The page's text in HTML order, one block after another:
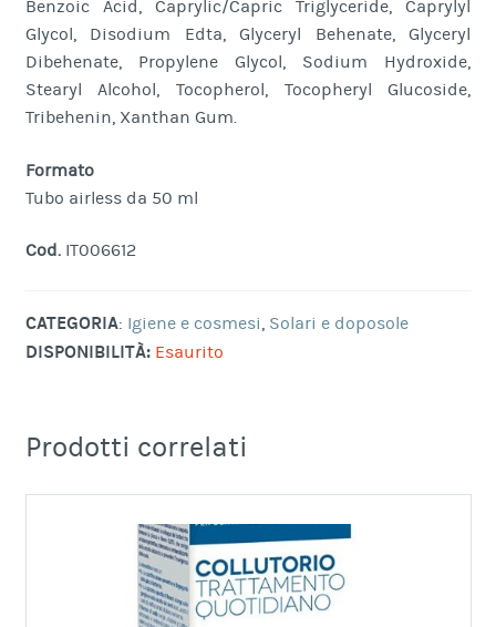
Benzoic Acid, Caprylic/Capric Triglyceride, Caprylyl
Glycol, Disodium Edta, Glyceryl Behenate, Glyceryl
Dibehenate, Propylene Glycol, Sodium Hydroxide,
Stearyl Alcohol, Tocopherol, Tocopheryl Glucoside,
Tribehenin, Xanthan Gum.
Formato
Tubo airless da 50 ml
Cod.IT006612
CATEGORIA: Igiene e cosmesi, Solari e doposole
DISPONIBILITÀ: Esaurito
Prodotti correlati